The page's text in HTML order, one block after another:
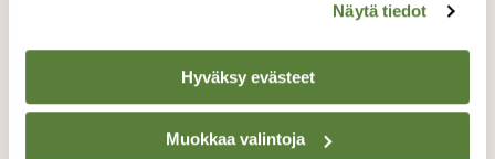
Näytä tiedot
Hyväksy evästeet
Muokkaa valintoja
TAKAISIN LISTAAN